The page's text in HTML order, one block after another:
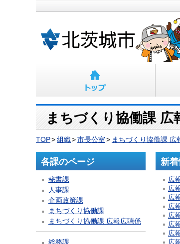
まちづくり協働課 広
TOP 組織 市長公室 まちづくり協働課 広
新
広
広
広
広
広
広
広
広
各課のページ
秘書課
人事課
企画政策課
まちづくり協働課
まちづくり協働課 広報広聴係
総務課